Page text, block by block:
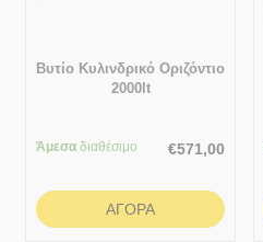
Βυτίο Κυλινδρικό Οριζόντιο
2000lt
Άμεσα διαθέσιμο €571,00
ΑΓΟΡΆ